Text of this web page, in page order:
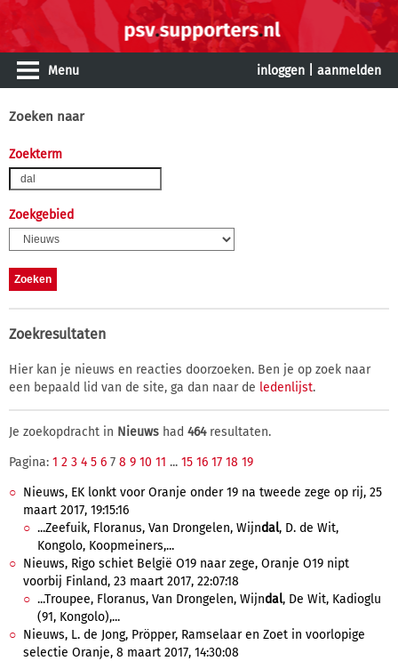
Menu inloggen aanmelden
Zoeken naar
Zoekterm
Zoekgebied
Zoekresultaten
Hier kan je nieuws en reacties doorzoeken. Ben je op zoek naar
een bepaald lid van de site, ga dan naar de ledenlijst.
Je zoekopdracht in Nieuws had 464resultaten.
Pagina: 1 2 3 4 5 6 7 8 9 10 11 ... 15 16 17 18 19
Nieuws, EK lonkt voor Oranje onder 19 na tweede zege op rij, 25
maart 2017, 19:15:16
...Zeefuik, Floranus, Van Drongelen, Wijndal, D. de Wit,
Kongolo, Koopmeiners,...
Nieuws, Rigo schiet België O19 naar zege, Oranje O19 nipt
voorbij Finland, 23 maart 2017, 22:07:18
...Troupee, Floranus, Van Drongelen, Wijndal, De Wit, Kadioglu
(91, Kongolo),...
Nieuws, L. de Jong, Pröpper, Ramselaar en Zoet in voorlopige
selectie Oranje, 8 maart 2017, 14:30:08